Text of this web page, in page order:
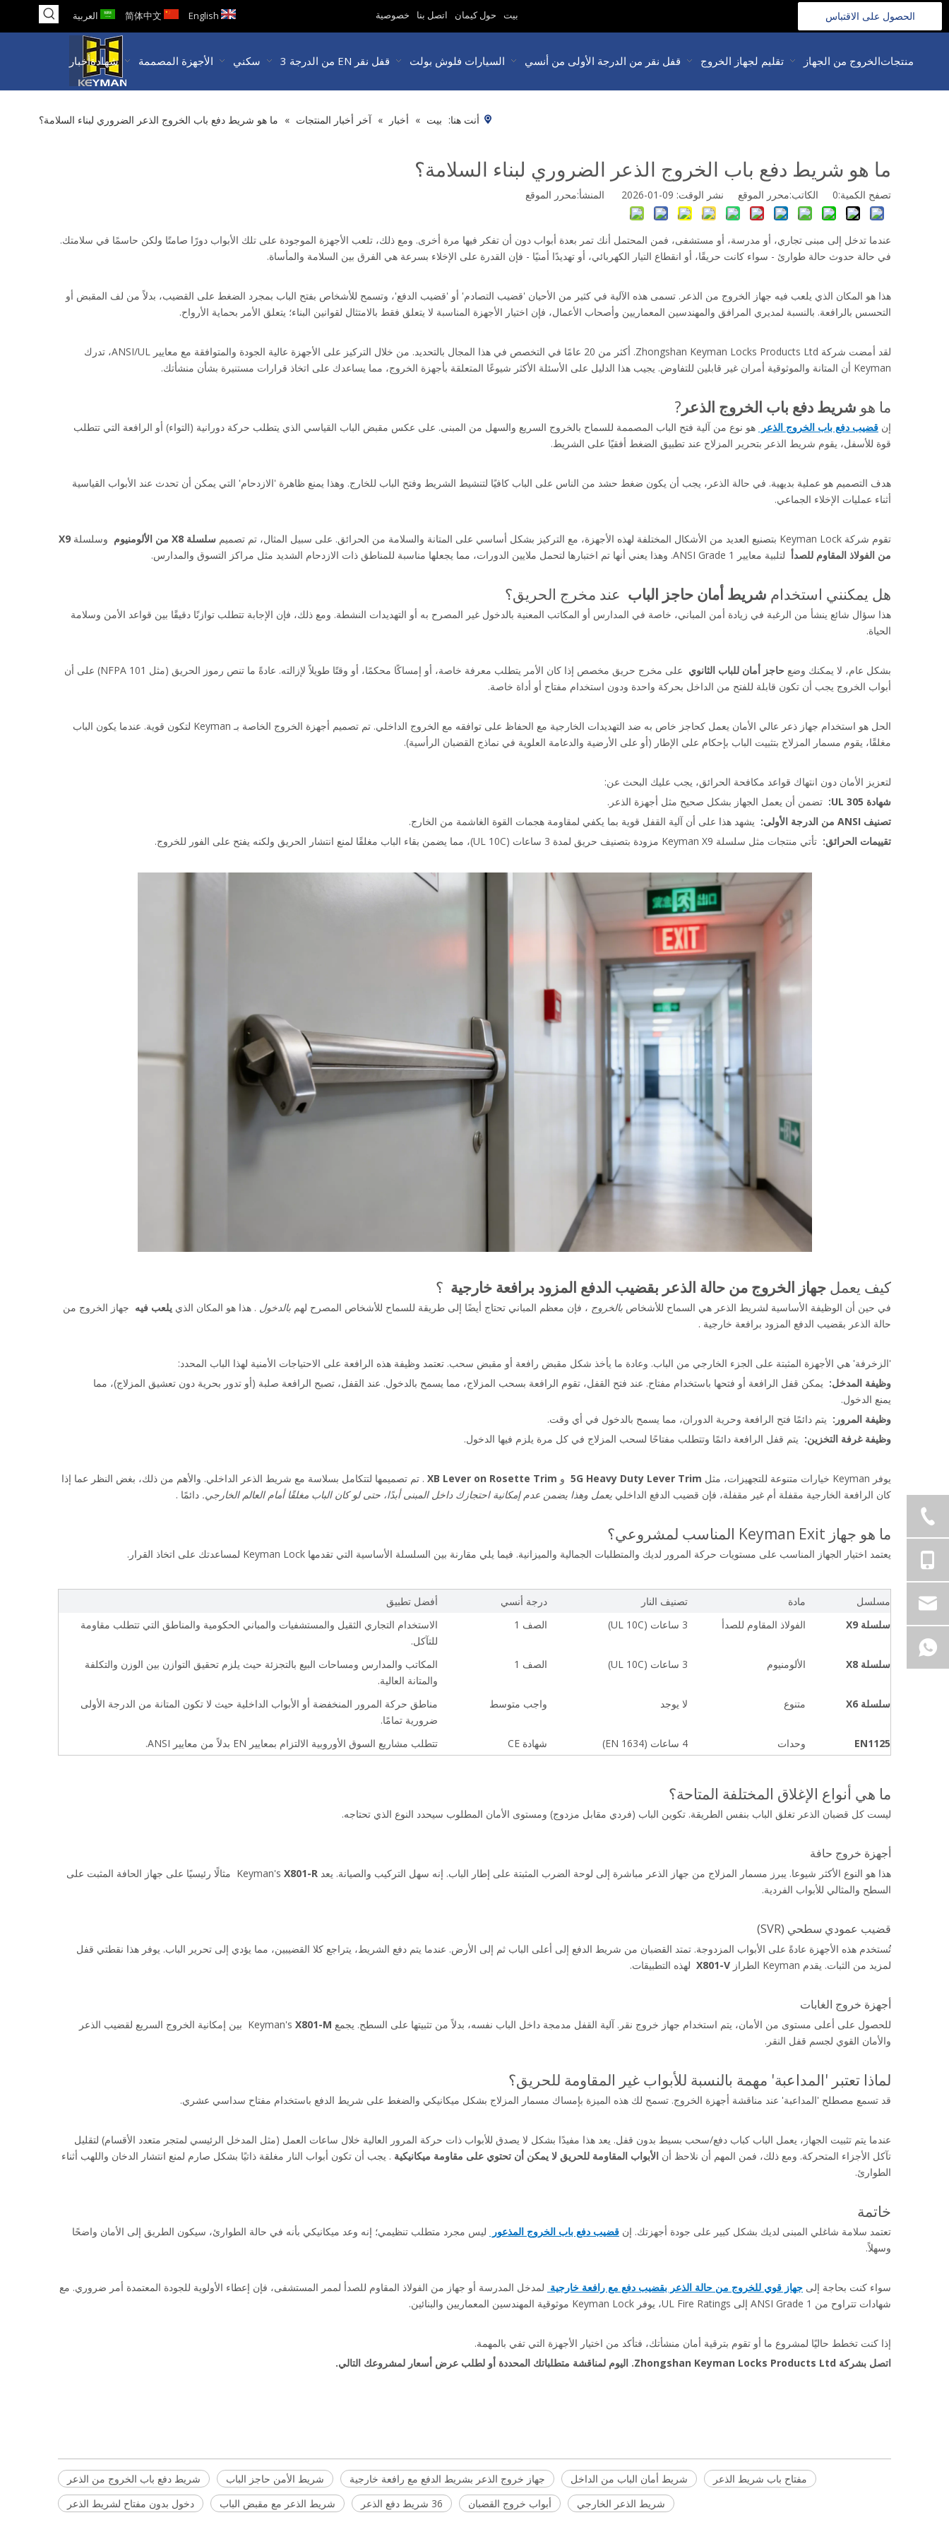
بيت حول كيمان اتصل بنا خصوصية English
简体中文 العربية
الحصول على الاقتباس
منتجاتالخروج من الجهاز تقليم لجهاز الخروج قفل نقر من الدرجة الأولى من أنسي السيارات فلوش بولت قفل نقر EN من الدرجة 3 سكني الأجهزة المصممة شهادةأخبار
أنت هنا: بيت » أخبار » آخر أخبار المنتجات » ما هو شريط دفع باب الخروج الذعر الضروري لبناء السلامة؟
ما هو شريط دفع باب الخروج الذعر الضروري لبناء السلامة؟
تصفح الكمية:0 الكاتب:محرر الموقع نشر الوقت: 09-01-2026 المنشأ: محرر الموقع
عندما تدخل إلى مبنى تجاري، أو مدرسة، أو مستشفى، فمن المحتمل أنك تمر بعدة أبواب دون أن تفكر فيها مرة أخرى. ومع ذلك، تلعب الأجهزة الموجودة على تلك الأبواب دورًا صامتًا ولكن حاسمًا في سلامتك.
في حالة حدوث حالة طوارئ - سواء كانت حريقًا، أو انقطاع التيار الكهربائي، أو تهديدًا أمنيًا - فإن القدرة على الإخلاء بسرعة هي الفرق بين السلامة والمأساة.
التحسس بالرافعة. بالنسبة لمديري المرافق والمهندسين المعماريين وأصحاب الأعمال، فإن اختيار الأجهزة المناسبة لا يتعلق فقط بالامتثال لقوانين البناء؛ يتعلق الأمر بحماية الأرواح.
Keyman أن المتانة والموثوقية أمران غير قابلين للتفاوض. يجيب هذا الدليل على الأسئلة الأكثر شيوعًا المتعلقة بأجهزة الخروج، مما يساعدك على اتخاذ قرارات مستنيرة بشأن منشأتك.
ما هو شريط دفع باب الخروج الذعر ?
إن قضيب دفع باب الخروج الذعر
قوة للأسفل، يقوم شريط الذعر بتحرير المزلاج عند تطبيق الضغط أفقيًا على الشريط.
أثناء عمليات الإخلاء الجماعي.
تقوم شركة Keyman Lock بتصنيع العديد من الأشكال المختلفة لهذه الأجهزة، مع التركيز بشكل أساسي على المتانة والسلامة من الحرائق. على سبيل المثال، تم تصميم سلسلة X8 من الألومنيوم وسلسلة
من الفولاذ المقاوم للصدأ لتلبية معايير ANSI Grade 1. وهذا يعني أنها تم اختبارها لتحمل ملايين الدورات، مما يجعلها مناسبة للمناطق ذات الازدحام الشديد مثل مراكز التسوق والمدارس.
هل يمكنني استخدام شريط أمان حاجز الباب عند مخرج الحريق؟
الحياة.
بشكل عام، لا يمكنك وضع حاجز أمان للباب الثانوي
أبواب الخروج يجب أن تكون قابلة للفتح من الداخل بحركة واحدة ودون استخدام مفتاح أو أداة خاصة.
مغلقًا، يقوم مسمار المزلاج بتثبيت الباب بإحكام على الإطار (أو على الأرضية والدعامة العلوية في نماذج القضبان الرأسية).
لتعزيز الأمان دون انتهاك قواعد مكافحة الحرائق، يجب عليك البحث عن:
شهادة UL 305:
تضمن أن يعمل الجهاز بشكل صحيح مثل أجهزة الذعر.
تصنيف ANSI من الدرجة الأولى:
يشهد هذا على أن آلية القفل قوية بما يكفي لمقاومة هجمات القوة الغاشمة من الخارج.
تقييمات الحرائق: تأتي منتجات مثل سلسلة Keyman X9 مزودة بتصنيف حريق لمدة 3 ساعات (UL 10C)، مما يضمن بقاء الباب مغلقًا لمنع انتشار الحريق ولكنه يفتح على الفور للخروج.
كيف يعمل جهاز الخروج من حالة الذعر بقضيب الدفع المزود برافعة خارجية ؟
في حين أن الوظيفة الأساسية لشريط الذعر هي السماح للأشخاص بالخروج ، فإن معظم المباني تحتاج أيضًا إلى طريقة للسماح للأشخاص المصرح لهم بالدخول . هذا هو المكان الذي يلعب فيه
حالة الذعر بقضيب الدفع المزود برافعة خارجية .
'الزخرفة' هي الأجهزة المثبتة على الجزء الخارجي من الباب. وعادة ما يأخذ شكل مقبض رافعة أو مقبض سحب. تعتمد وظيفة هذه الرافعة على الاحتياجات الأمنية لهذا الباب المحدد:
وظيفة المدخل:
يمنع الدخول.
وظيفة المرور: يتم دائمًا فتح الرافعة وحرية الدوران، مما يسمح بالدخول في أي وقت.
وظيفة غرفة التخزين: يتم قفل الرافعة دائمًا وتتطلب مفتاحًا لسحب المزلاج في كل مرة يلزم فيها الدخول.
يوفر Keyman خيارات متنوعة للتجهيزات، مثل
5G Heavy Duty Lever Trim و XB Lever on Rosette Trim
كان الرافعة الخارجية مقفلة أم غير مقفلة، فإن قضيب الدفع الداخلي يعمل وهذا يضمن عدم إمكانية احتجازك داخل المبنى أبدًا، حتى لو كان الباب مغلقًا أمام العالم الخارجي. دائمًا .
ما هو جهاز Keyman Exit المناسب لمشروعي؟
يعتمد اختيار الجهاز المناسب على مستويات حركة المرور لديك والمتطلبات الجمالية والميزانية. فيما يلي مقارنة بين السلسلة الأساسية التي تقدمها Keyman Lock لمساعدتك على اتخاذ القرار.
مسلسل مادة تصنيف النار درجة أنسي
أفضل تطبيق
سلسلة X9
الفولاذ المقاوم للصدأ 3 ساعات (UL 10C) الصف 1
للتآكل.
سلسلة X8
الألومنيوم 3 ساعات (UL 10C) الصف 1
والمتانة العالية.
سلسلة X6
متنوع لا يوجد واجب متوسط
ضرورية تمامًا.
EN1125
وحدات 4 ساعات (EN 1634) شهادة CE تتطلب مشاريع السوق الأوروبية الالتزام بمعايير EN بدلاً من معايير ANSI.
ما هي أنواع الإغلاق المختلفة المتاحة؟
ليست كل قضبان الذعر تغلق الباب بنفس الطريقة. تكوين الباب (فردي مقابل مزدوج) ومستوى الأمان المطلوب سيحدد النوع الذي تحتاجه.
أجهزة خروج حافة
هذا هو النوع الأكثر شيوعا. يبرز مسمار المزلاج من جهاز الذعر مباشرة إلى لوحة الضرب المثبتة على إطار الباب. إنه سهل التركيب والصيانة. يعد Keyman's X801-R
السطح والمثالي للأبواب الفردية.
قضيب عمودي سطحي (SVR)
لمزيد من الثبات. يقدم Keyman الطراز
X801-V لهذه التطبيقات.
أجهزة خروج الغابات
للحصول على أعلى مستوى من الأمان، يتم استخدام جهاز خروج نقر. آلية القفل مدمجة داخل الباب نفسه، بدلاً من تثبيتها على السطح. يجمع Keyman's X801-M
والأمان القوي لجسم قفل النقر.
لماذا تعتبر 'المداعبة' مهمة بالنسبة للأبواب غير المقاومة للحريق؟
قد تسمع مصطلح 'المداعبة' عند مناقشة أجهزة الخروج. تسمح لك هذه الميزة بإمساك مسمار المزلاج بشكل ميكانيكي والضغط على شريط الدفع باستخدام مفتاح سداسي عشري.
تآكل الأجزاء المتحركة. ومع ذلك، فمن المهم أن نلاحظ أن الأبواب المقاومة للحريق لا يمكن أن تحتوي على مقاومة ميكانيكية
الطوارئ.
خاتمة
تعتمد سلامة شاغلي المبنى لديك بشكل كبير على جودة أجهزتك. إن قضيب دفع باب الخروج المذعور
وسهلاً.
سواء كنت بحاجة إلى جهاز قوي للخروج من حالة الذعر بقضيب دفع مع رافعة خارجية
شهادات تتراوح من ANSI Grade 1 إلى UL Fire Ratings، يوفر Keyman Lock موثوقية المهندسين المعماريين والبنائين.
إذا كنت تخطط حاليًا لمشروع ما أو تقوم بترقية أمان منشأتك، فتأكد من اختيار الأجهزة التي تفي بالمهمة.
اتصل بشركة Zhongshan Keyman Locks Products Ltd. اليوم لمناقشة متطلباتك المحددة أو لطلب عرض أسعار لمشروعك التالي.
شريط دفع باب الخروج من الذعر شريط الأمن حاجز الباب جهاز خروج الذعر بشريط الدفع مع رافعة خارجية شريط أمان الباب من الداخل
مفتاح باب شريط الذعر
دخول بدون مفتاح لشريط الذعر
شريط الذعر مع مقبض الباب 36 شريط دفع الذعر أبواب خروج القضبان شريط الذعر الخارجي